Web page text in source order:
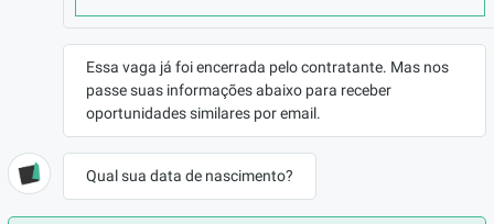
CONTRATO
CLT (Efetivo)
REMUNERAÇÃO
R$3190,00
Não
RAMO DE ATUAÇÃO
Essa vaga já foi encerrada pelo contratante. Mas nos
passe suas informações abaixo para receber
oportunidades similares por email.
Qual sua data de nascimento?